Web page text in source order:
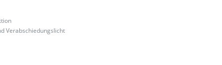
Verabschiedungslicht